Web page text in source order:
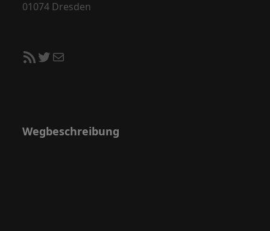
01074 Dresden
RSS-FeedTwitter
E-Mail
Wegbeschreibung